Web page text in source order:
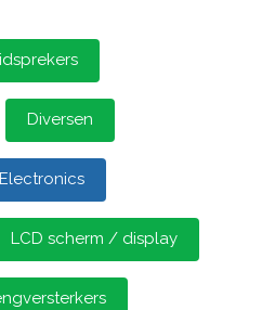
Diversen
Electronics
LCD scherm / display